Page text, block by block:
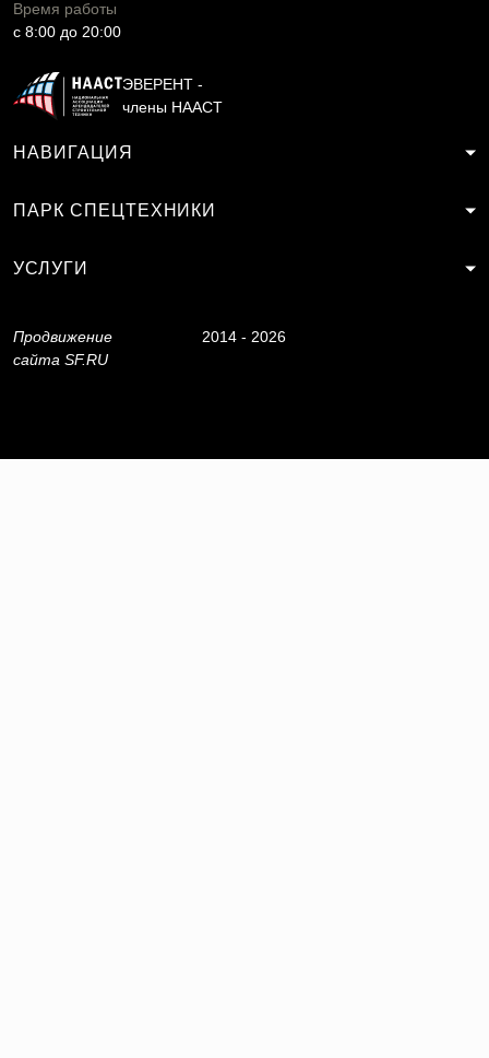
Время работы
c 8:00 до 20:00
ЭВЕРЕНТ -
члены НААСТ
НАВИГАЦИЯ
ПАРК СПЕЦТЕХНИКИ
УСЛУГИ
Продвижение
сайта SF.RU
2014 - 2026